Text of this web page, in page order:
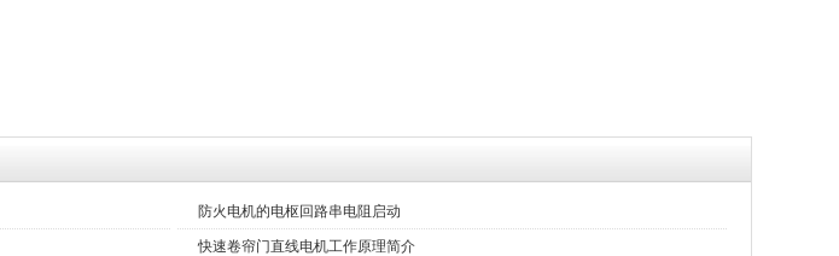
防火电机的电枢回路串电阻启动
快速卷帘门直线电机工作原理简介